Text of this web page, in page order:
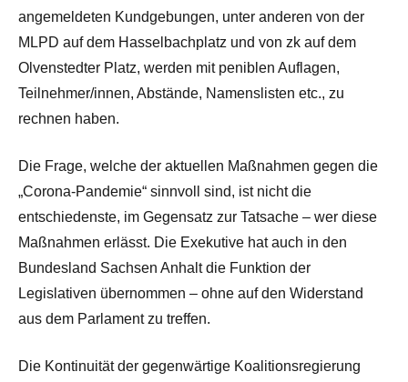
angemeldeten Kundgebungen, unter anderen von der
MLPD auf dem Hasselbachplatz und von zk auf dem
Olvenstedter Platz, werden mit peniblen Auflagen,
Teilnehmer/innen, Abstände, Namenslisten etc., zu
rechnen haben.
Die Frage, welche der aktuellen Maßnahmen gegen die
„Corona-Pandemie“ sinnvoll sind, ist nicht die
entschiedenste, im Gegensatz zur Tatsache – wer diese
Maßnahmen erlässt. Die Exekutive hat auch in den
Bundesland Sachsen Anhalt die Funktion der
Legislativen übernommen – ohne auf den Widerstand
aus dem Parlament zu treffen.
Die Kontinuität der gegenwärtige Koalitionsregierung